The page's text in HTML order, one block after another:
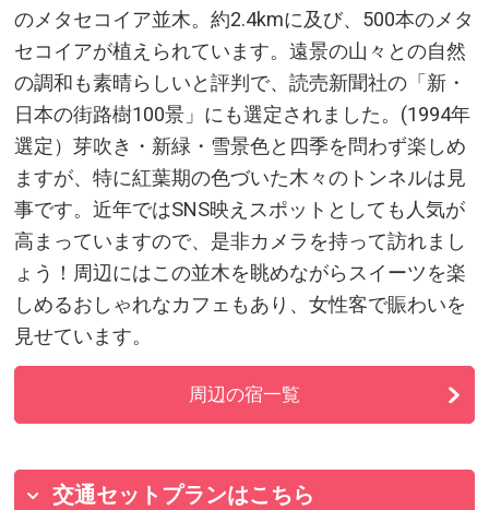
のメタセコイア並木。約2.4kmに及び、500本のメタ
セコイアが植えられています。遠景の山々との自然
の調和も素晴らしいと評判で、読売新聞社の「新・
日本の街路樹100景」にも選定されました。(1994年
選定）芽吹き・新緑・雪景色と四季を問わず楽しめ
ますが、特に紅葉期の色づいた木々のトンネルは見
事です。近年ではSNS映えスポットとしても人気が
高まっていますので、是非カメラを持って訪れまし
ょう！周辺にはこの並木を眺めながらスイーツを楽
しめるおしゃれなカフェもあり、女性客で賑わいを
見せています。
周辺の宿一覧
交通セットプランはこちら